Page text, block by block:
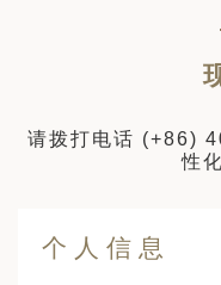
请拨打电话 (+86)
性
个人信息